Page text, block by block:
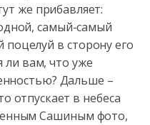
же прибавляет:
самый-самый
в сторону его
ли вам, что уже
Дальше –
отпускает в небеса
Сашиным фото,